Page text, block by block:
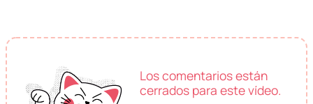
Los comentarios están
cerrados para este vídeo.